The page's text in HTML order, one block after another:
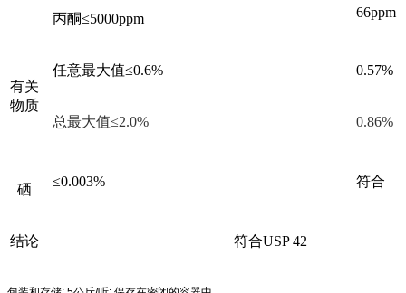
丙酮≤5000ppm
66ppm
有关
物质
任意最大值≤0.6% 0.57%
总最大值≤2.0% 0.86%
硒
≤0.003% 符合
结论 符合USP 42